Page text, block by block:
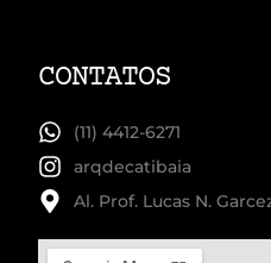
CONTATOS
(11) 4412-6271
arqdecatibaia
Al. Prof. Lucas N.